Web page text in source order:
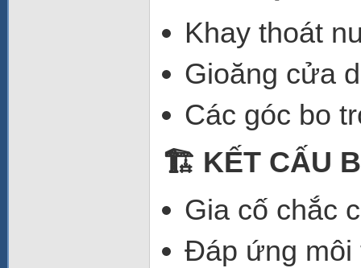
Khay thoát
Gioăng cửa
Các góc bo
🏗️ KẾT CẤU
Gia cố chắc
Đáp ứng môi